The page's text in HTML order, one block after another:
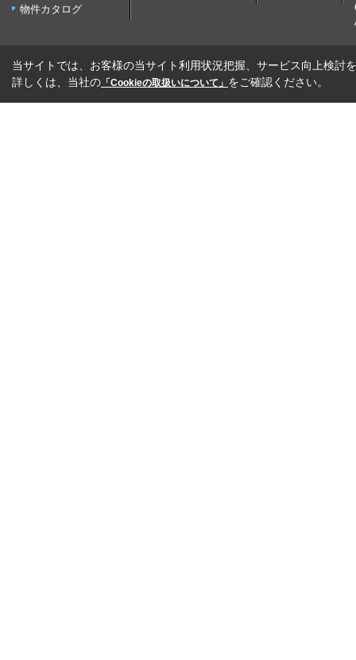
物件カタログ
当サイトでは、お客様の当サイト利用状況把握、サービス向上検討
詳しくは、当社の 「Cookieの取扱いについて」 をご確認ください。